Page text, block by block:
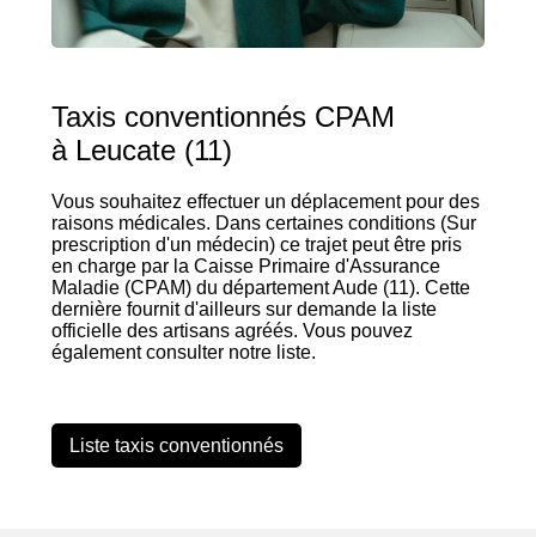
Taxis conventionnés CPAM
à Leucate (11)
Vous souhaitez effectuer un déplacement pour des
raisons médicales. Dans certaines conditions (Sur
prescription d'un médecin) ce trajet peut être pris
en charge par la Caisse Primaire d'Assurance
Maladie (CPAM) du département Aude (11). Cette
dernière fournit d'ailleurs sur demande la liste
officielle des artisans agréés. Vous pouvez
également consulter notre liste.
Liste taxis conventionnés